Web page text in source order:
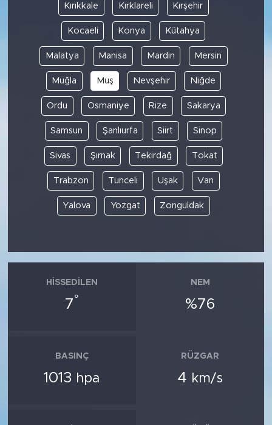
Kırıkkale Kırklareli Kırşehir
Kocaeli Konya Kütahya
Malatya Manisa Mardin Mersin
Muğla Muş Nevşehir Niğde
Ordu Osmaniye Rize Sakarya
Samsun Şanlıurfa Siirt Sinop
Sivas Şırnak Tekirdağ Tokat
Trabzon Tunceli Uşak Van
Yalova Yozgat Zonguldak
HISSEDILEN
7°
NEM
%76
BASINÇ
1013 hpa
RÜZGAR
4 km/s